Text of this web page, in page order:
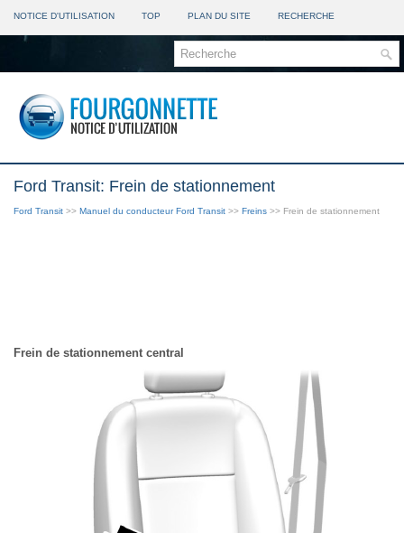
NOTICE D'UTILISATION TOP PLAN DU SITE RECHERCHE
Ford Transit: Frein de stationnement
Ford Transit >> Manuel du conducteur Ford Transit >> Freins >> Frein de stationnement
Frein de stationnement central